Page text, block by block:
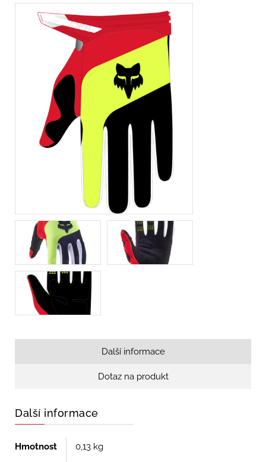
Další informace
Dotaz na produkt
Další informace
Hmotnost
0,13 kg